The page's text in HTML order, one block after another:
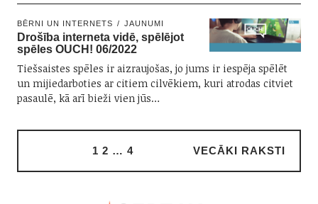
BĒRNI UN INTERNETS JAUNUMI
Drošība interneta vidē, spēlējot
spēles OUCH! 06/2022
Tiešsaistes spēles ir aizraujošas, jo jums ir iespēja spēlēt
un mijiedarboties ar citiem cilvēkiem, kuri atrodas citviet
pasaulē, kā arī bieži vien jūs…
1 2 … 4 VECĀKI RAKSTI